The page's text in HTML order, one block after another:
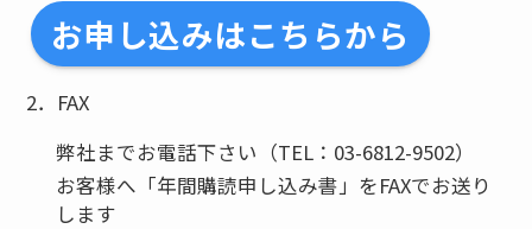
お申し込みはこちらから
2．FAX
弊社までお電話下さい（TEL：03-6812-9502）
お客様へ「年間購読申し込み書」をFAXでお送り
します